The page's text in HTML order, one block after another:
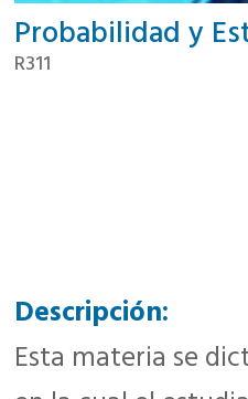
Probabilidad y
R311
Descripción:
Esta materia se